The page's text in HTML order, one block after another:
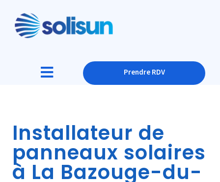
Prendre RDV
Installateur de
panneaux solaires
à La Bazouge-du-